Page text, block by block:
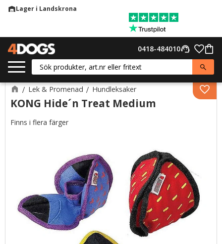
warehouseLager i Landskrona
support_agent
0418-484010
Lek & Promenad Hundleksaker
KONG Hide´n Treat Medium
Finns i flera färger